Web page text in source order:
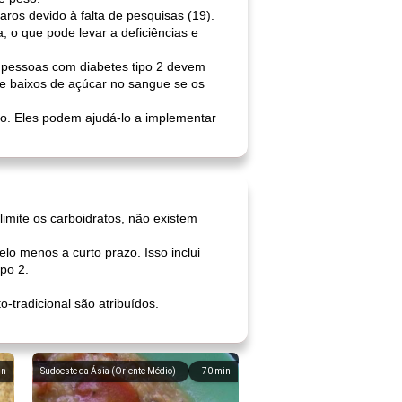
devido à falta de pesquisas (19).
o que pode levar a deficiências e
com diabetes tipo 2 devem
baixos de açúcar no sangue se os
Eles podem ajudá-lo a implementar
os carboidratos, não existem
menos a curto prazo. Isso inclui
2.
tradicional são atribuídos.
70 min
Sudoeste da Ásia (Oriente Médio)